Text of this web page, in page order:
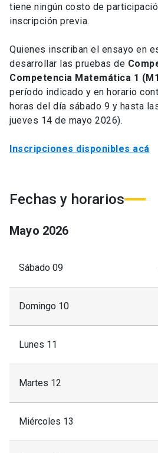
tiene ningún costo de
inscripción previa.
Quienes inscriban el ensayo en
desarrollar las pruebas de
Competencia Matemática 1
período indicado y en horario
horas del día sábado 9 y hasta
jueves 14 de mayo 2026).
Inscripciones disponibles acá
Fechas y horarios
Mayo 2026
Sábado 09
Domingo 10
Lunes 11
Martes 12
Miércoles 13